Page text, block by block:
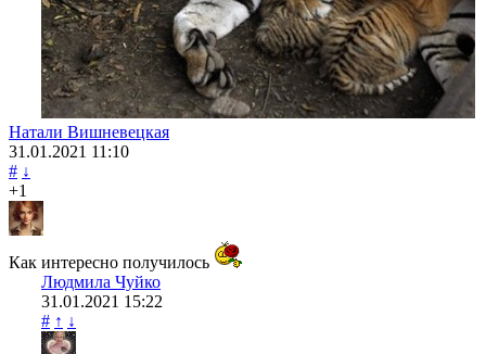
Натали Вишневецкая
31.01.2021 11:10
# ↓
+1
Как интересно получилось
Людмила Чуйко
31.01.2021 15:22
# ↑ ↓